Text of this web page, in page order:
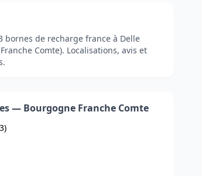
bornes de recharge france à Delle
Comte). Localisations, avis et
— Bourgogne Franche Comte